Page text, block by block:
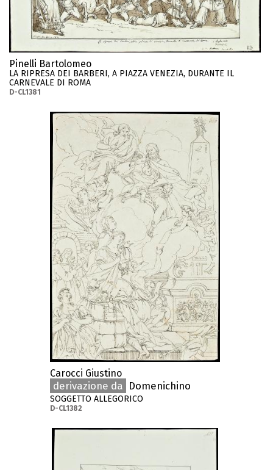
Pinelli Bartolomeo
LA RIPRESA DEI BARBERI, A PIAZZA VENEZIA, DURANTE IL
CARNEVALE DI ROMA
D-CL1381
Carocci Giustino
derivazione da Domenichino
SOGGETTO ALLEGORICO
D-CL1382